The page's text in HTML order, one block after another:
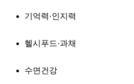
기억력·인지력
헬시푸드·과채
수면건강